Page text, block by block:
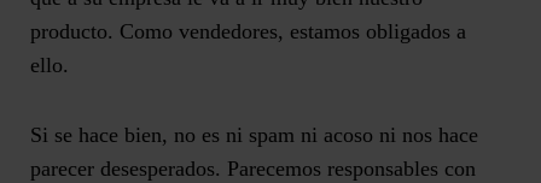
producto. Como vendedores, estamos obligados a
ello.
Si se hace bien, no es ni spam ni acoso ni nos hace
parecer desesperados. Parecemos responsables con